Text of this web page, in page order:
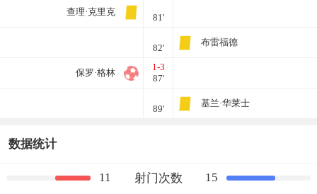
查理·克里克
81'
82'
布雷福德
保罗·格林
1-3
87'
89'
基兰·华莱士
数据统计
11 射门次数 15